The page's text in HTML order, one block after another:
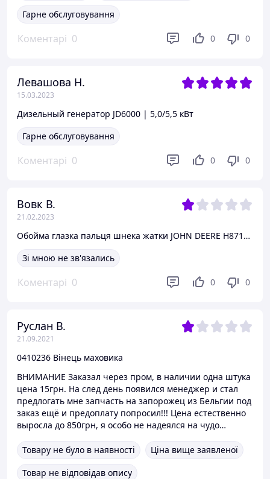
Гарне обслуговування
Коментарі 0 0 0
Левашова Н.
15.03.2023
Дизельный генератор JD6000 | 5,0/5,5 кВт
Гарне обслуговування
Коментарі 0 0 0
Вовк В.
21.02.2023
Обойма глазка пальця шнека жатки JOHN DEERE H87192 Накладка глазка шнека жатки Прижим направляючої пальця
Зі мною не зв'язались
Коментарі 0 0 0
Руслан В.
21.09.2021
0410236 Вінець маховика
ВНИМАНИЕ Заказал через пром, в наличии одна штука
цена 15грн. На след день появился менеджер и стал
предлогать мне запчасть на запорожец из Бельгии под
заказ ещё и предоплату попросил!!! Цена естественно
выросла до 850грн, я особо не надеялся на чудо…
Товару не було в наявності
Ціна вище заявленої
Товар не відповідав опису